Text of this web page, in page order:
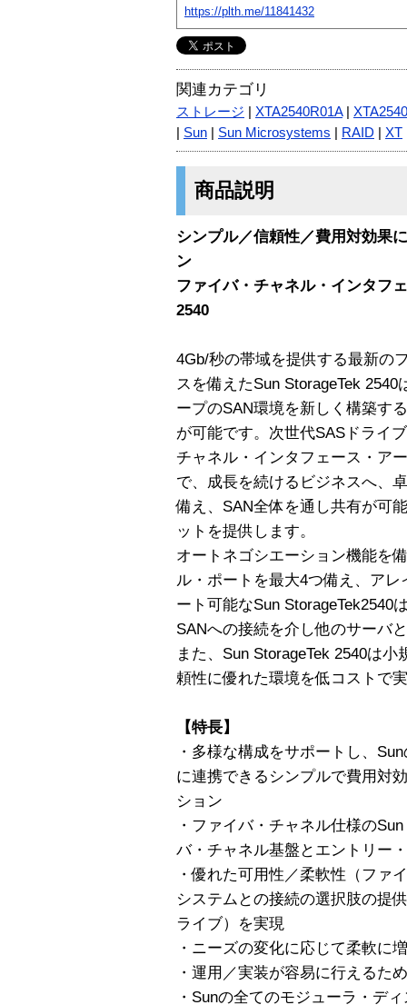
https://plth.me/11841432
関連カテゴリ
ストレージ XTA2540R01A|
Sun Sun Microsystems RAID XT
商品説明
シンプル／信頼性／費用対効果
ン
ファイバ・チャネル・インタフ
2540
4Gb/秒の帯域を提供する最新の
スを備えたSun StorageTek
ープのSAN環境を新しく構築す
が可能です。次世代SASドライ
チャネル・インタフェース・ア
で、成長を続けるビジネスへ、
備え、SAN全体を通し共有が可
ットを提供します。
オートネゴシエーション機能を
ル・ポートを最大4つ備え、ア
ート可能なSun StorageTek2540
SANへの接続を介し他のサーバ
また、Sun StorageTek 2540は
頼性に優れた環境を低コストで
【特長】
・多様な構成をサポートし、
に連携できるシンプルで費用対
ション
・ファイバ・チャネル仕様の
バ・チャネル基盤とエントリー
・優れた可用性／柔軟性（ファ
システムとの接続の選択肢の提
ライブ）を実現
・ニーズの変化に応じて柔軟に
・運用／実装が容易に行えるた
・Sunの全てのモジューラ・デ